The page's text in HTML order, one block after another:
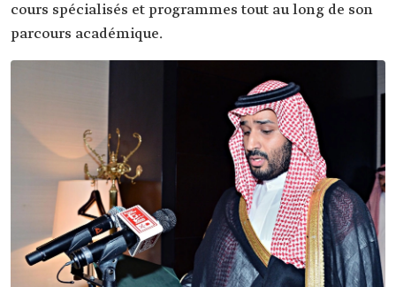
cours spécialisés et programmes tout au long de son
parcours académique.